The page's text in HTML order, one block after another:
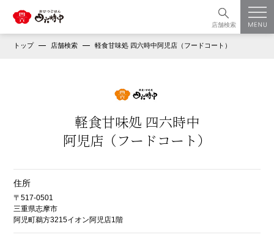
店舗検索
トップ 店舗検索 軽食甘味処 四六時中阿児店（フードコート）
軽食甘味処 四六時中
阿児店（フードコート）
住所
〒517-0501
三重県志摩市
阿児町鵜方3215イオン阿児店1階